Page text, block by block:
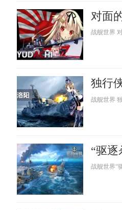
对面
战舰世界
独行
战舰世界
“驱
战舰世界“